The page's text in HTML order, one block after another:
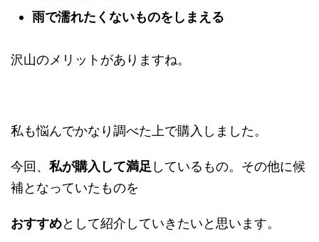
雨で濡れたくないものをしまえる
沢山のメリットがありますね。
私も悩んでかなり調べた上で購入しました。
今回、 私が購入して満足 しているもの。その他に候
補となっていたものを
おすすめとして紹介していきたいと思います。